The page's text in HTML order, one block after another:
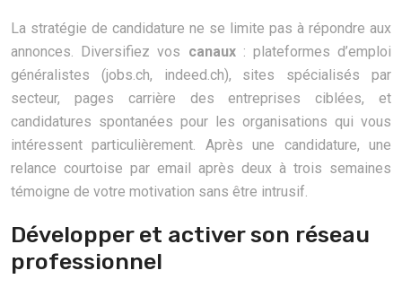
La stratégie de candidature ne se limite pas à répondre aux
annonces. Diversifiez vos canaux: plateformes d’emploi
généralistes (jobs.ch, indeed.ch), sites spécialisés par
secteur, pages carrière des entreprises ciblées, et
candidatures spontanées pour les organisations qui vous
intéressent particulièrement. Après une candidature, une
relance courtoise par email après deux à trois semaines
témoigne de votre motivation sans être intrusif.
Développer et activer son réseau
professionnel